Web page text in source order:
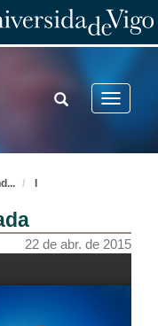
Toggle
TOGGLE
SEARCH
...
22 de abr. de 2015